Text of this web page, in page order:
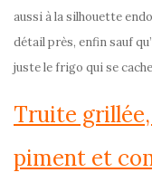
aussi à la silhouette
détail près, enfin sauf
juste le frigo qui se
Truite grillée,
piment et